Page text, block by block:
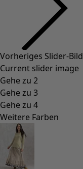
Vorheriges Slider-Bild
Current slider image
Gehe zu 2
Gehe zu 3
Gehe zu 4
Weitere Farben